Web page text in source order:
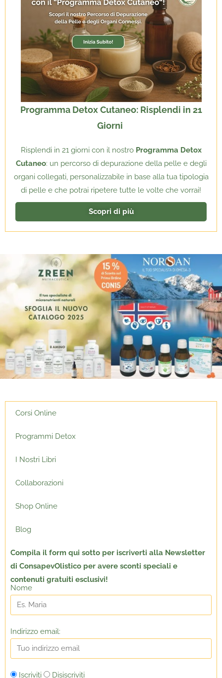
Programma Detox Cutaneo: Risplendi in 21
Giorni
Risplendi in 21 giorni con il nostro Programma Detox
Cutaneo: un percorso di depurazione della pelle e degli
organi collegati, personalizzabile in base alla tua tipologia
di pelle e che potrai ripetere tutte le volte che vorrai!
Scopri di più
Corsi Online
Programmi Detox
I Nostri Libri
Collaborazioni
Shop Online
Blog
Compila il form qui sotto per iscriverti alla Newsletter
di ConsapevOlistico per avere sconti speciali e
contenuti gratuiti esclusivi!
Nome
Indirizzo email:
Iscriviti Disiscriviti